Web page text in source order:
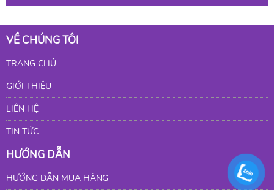
VỀ CHÚNG TÔI
TRANG CHỦ
GIỚI THIỆU
LIÊN HỆ
TIN TỨC
HƯỚNG DẪN
HƯỚNG DẪN MUA HÀNG